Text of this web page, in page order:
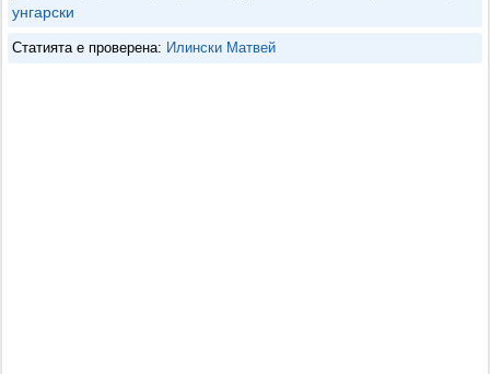
унгарски
Статията е проверена: Илински Матвей